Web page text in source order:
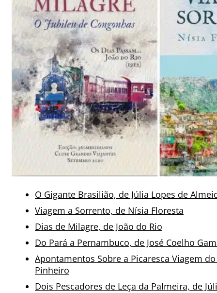
O Gigante Brasilião, de Júlia Lopes de
Viagem a Sorrento, de Nísia Floresta
Dias de Milagre, de João do Rio
Do Pará a Pernambuco, de José Coelho
Apontamentos Sobre a Picaresca Viagem
Pinheiro
Dois Pescadores de Leça da Palmeira, de